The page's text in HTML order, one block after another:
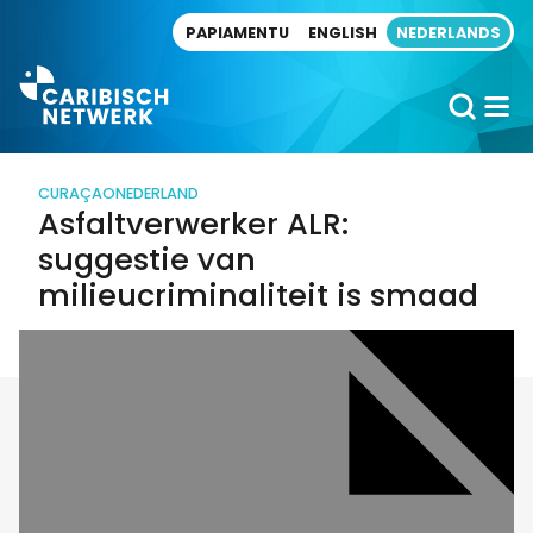
PAPIAMENTU ENGLISH NEDERLANDS
CURAÇAONEDERLAND
Asfaltverwerker ALR:
suggestie van
milieucriminaliteit is smaad